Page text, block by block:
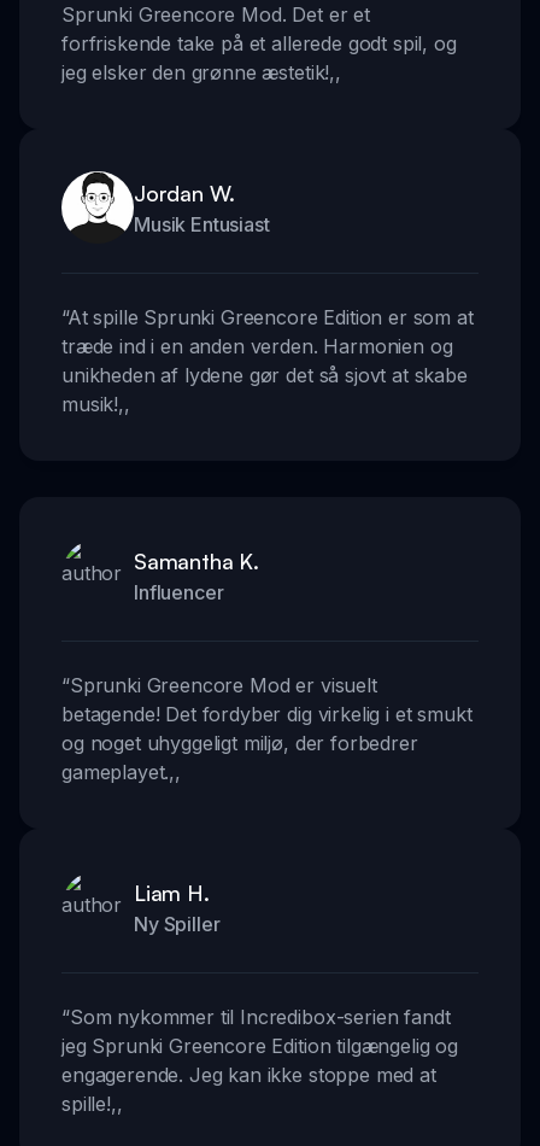
Sprunki Greencore Mod. Det er et
forfriskende take på et allerede godt spil, og
jeg elsker den grønne æstetik!,,
Jordan W.
Musik Entusiast
“At spille Sprunki Greencore Edition er som at
træde ind i en anden verden. Harmonien og
unikheden af lydene gør det så sjovt at skabe
musik!,,
Samantha K.
Influencer
“Sprunki Greencore Mod er visuelt
betagende! Det fordyber dig virkelig i et smukt
og noget uhyggeligt miljø, der forbedrer
gameplayet.,,
Liam H.
Ny Spiller
“Som nykommer til Incredibox-serien fandt
jeg Sprunki Greencore Edition tilgængelig og
engagerende. Jeg kan ikke stoppe med at
spille!,,